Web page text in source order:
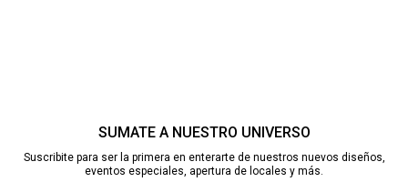
SUMATE A NUESTRO UNIVERSO
Suscribite para ser la primera en enterarte de nuestros nuevos diseños,
eventos especiales, apertura de locales y más.